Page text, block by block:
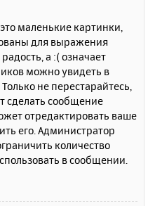
маленькие картинки,
для выражения
а :( означает
можно увидеть в
не перестарайтесь,
сделать сообщение
отредактировать ваше
его. Администратор
количество
в сообщении.